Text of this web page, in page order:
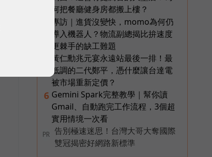
何把餐廳健身房都搬上樓？
專訪｜進貨沒變快，momo為何仍
導入機器人？物流副總揭比拚速度
更棘手的缺工難題
黃仁勳兆元宴永遠站最後一排！最
低調的二代鄭平，憑什麼讓台達電
被市場重新定價？
6 Gemini Spark完整教學｜幫你讀
Gmail、自動跑完工作流程，3個超
實用情境一次看
PR
告別極速迷思！台灣大哥大奪國際
雙冠揭密好網路新標準